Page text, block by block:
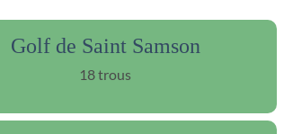
Golf de Saint Samson
18 trous